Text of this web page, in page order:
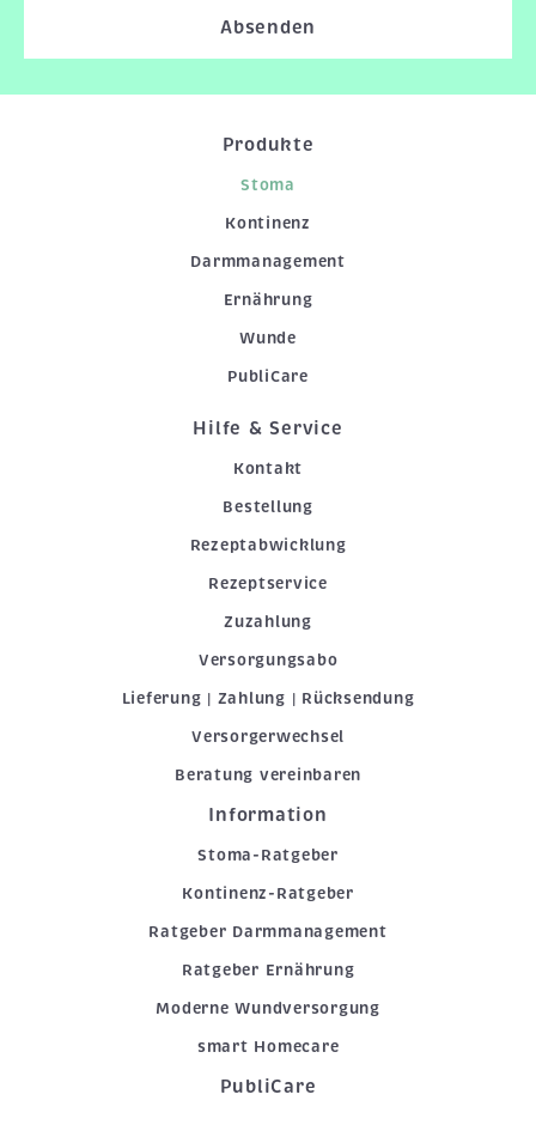
Absenden
Produkte
Stoma
Kontinenz
Darmmanagement
Ernährung
Wunde
PubliCare
Hilfe & Service
Kontakt
Bestellung
Rezeptabwicklung
Rezeptservice
Zuzahlung
Versorgungsabo
Lieferung | Zahlung | Rücksendung
Versorgerwechsel
Beratung vereinbaren
Information
Stoma-Ratgeber
Kontinenz-Ratgeber
Ratgeber Darmmanagement
Ratgeber Ernährung
Moderne Wundversorgung
smart Homecare
PubliCare